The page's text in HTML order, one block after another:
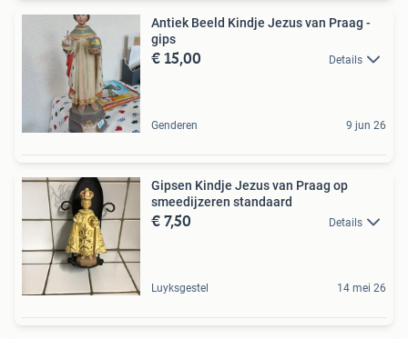
Antiek Beeld Kindje Jezus van Praag -
gips
€ 15,00 Details
Genderen 9 jun 26
Gipsen Kindje Jezus van Praag op
smeedijzeren standaard
€ 7,50 Details
Luyksgestel 14 mei 26